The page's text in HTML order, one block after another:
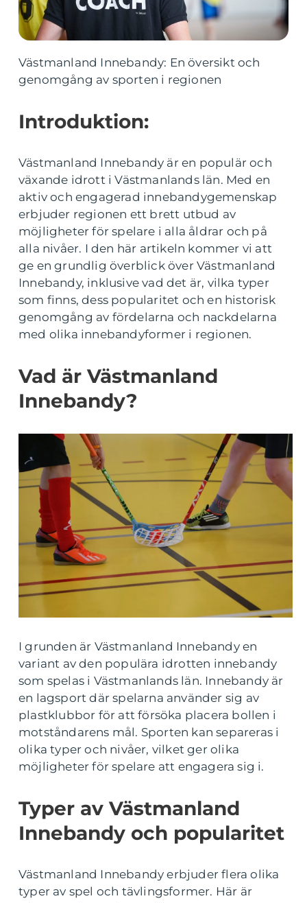
Västmanland Innebandy: En översikt och
genomgång av sporten i regionen
Introduktion:
Västmanland Innebandy är en populär och
växande idrott i Västmanlands län. Med en
aktiv och engagerad innebandygemenskap
erbjuder regionen ett brett utbud av
möjligheter för spelare i alla åldrar och på
alla nivåer. I den här artikeln kommer vi att
ge en grundlig överblick över Västmanland
Innebandy, inklusive vad det är, vilka typer
som finns, dess popularitet och en historisk
genomgång av fördelarna och nackdelarna
med olika innebandyformer i regionen.
Vad är Västmanland
Innebandy?
I grunden är Västmanland Innebandy en
variant av den populära idrotten innebandy
som spelas i Västmanlands län. Innebandy är
en lagsport där spelarna använder sig av
plastklubbor för att försöka placera bollen i
motståndarens mål. Sporten kan separeras i
olika typer och nivåer, vilket ger olika
möjligheter för spelare att engagera sig i.
Typer av Västmanland
Innebandy och popularitet
Västmanland Innebandy erbjuder flera olika
typer av spel och tävlingsformer. Här är